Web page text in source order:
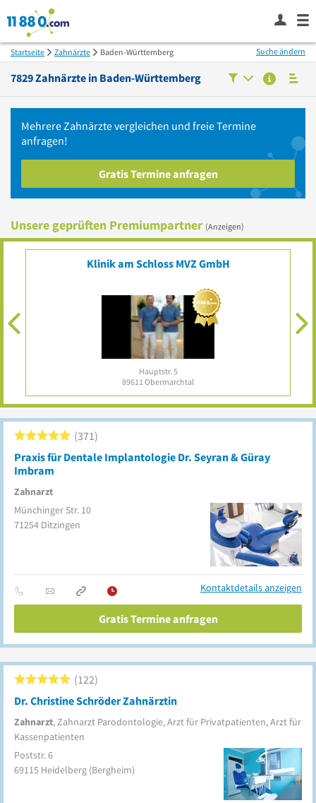
Startseite Zahnärzte Baden-Württemberg
7829Zahnärzte in Baden-Württemberg
Suche ändern
MehrereZahnärztevergleichen und freie Termine
anfragen!
Gratis Termine anfragen
Unsere geprüften Premiumpartner (Anzeigen)
Klinik am Schloss MVZ GmbH
Hauptstr. 5
89611Obermarchtal
Praxis für Dentale Implantologie Dr. Seyran & Güray
Imbram
Zahnarzt
371
Münchinger Str. 10
71254 Ditzingen
Kontaktdetails anzeigen
Gratis Termine anfragen
Dr. Christine Schröder Zahnärztin
Zahnarzt, Zahnarzt Parodontologie, Arzt für Privatpatienten, Arzt für
Kassenpatienten
122
Poststr. 6
69115 Heidelberg (Bergheim)